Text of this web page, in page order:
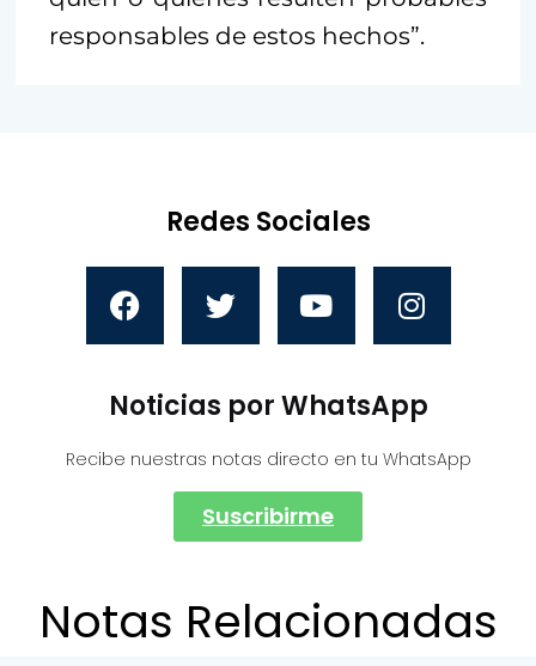
responsables de estos hechos”.
Redes Sociales
Noticias por WhatsApp
Recibe nuestras notas directo en tu WhatsApp
Suscribirme
Notas Relacionadas